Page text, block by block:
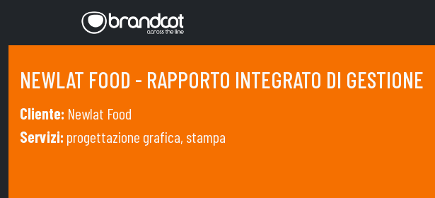
NEWLAT FOOD - RAPPORTO INTEGRATO DI GESTIONE
Cliente: Newlat Food
Servizi: progettazione grafica, stampa